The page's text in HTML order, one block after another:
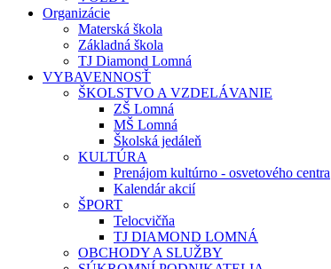
Organizácie
Materská škola
Základná škola
TJ Diamond Lomná
VYBAVENNOSŤ
ŠKOLSTVO A VZDELÁVANIE
ZŠ Lomná
MŠ Lomná
Školská jedáleň
KULTÚRA
Prenájom kultúrno - osvetového centra
Kalendár akcií
ŠPORT
Telocvičňa
TJ DIAMOND LOMNÁ
OBCHODY A SLUŽBY